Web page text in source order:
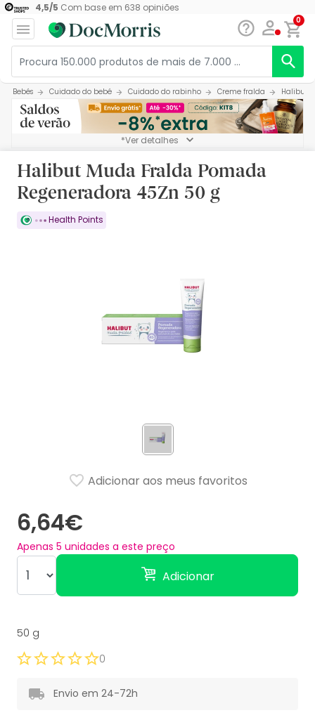
4,5/5 Com base em 638 opiniões
0
Bebés Cuidado do bebé Cuidado do rabinho Creme fralda Halibut
*Ver detalhes
Halibut Muda Fralda Pomada
Regeneradora 45Zn 50 g
Health Points
6,64€
Apenas 5 unidades a este preço
Adicionar
Adicionar aos meus favoritos
50 g
0
Envio em 24-72h